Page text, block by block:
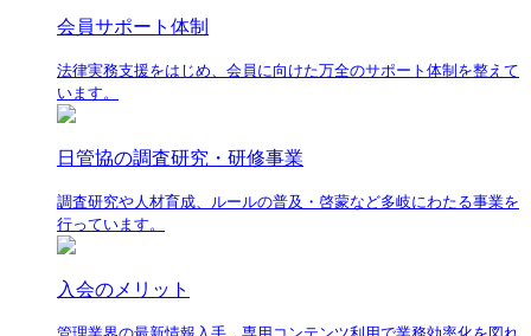
会員サポート体制
法律実務支援をはじめ、会員に向けた万全のサポート体制を整えて
います。
日管協の調査研究・研修事業
調査研究や人材育成、ルールの普及・啓蒙など多岐にわたる事業を
行っています。
入会のメリット